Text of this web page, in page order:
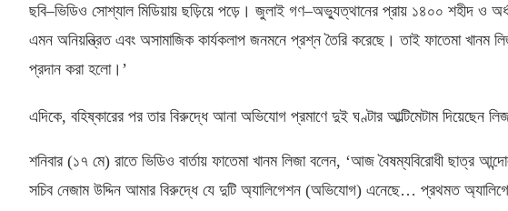
ছবি–ভিডিও সোশ্যাল মিডিয়ায় ছড়িয়ে পড়ে। জুলাই গণ–অভ্যুত্থানের প্রায় ১৪০০ শহীদ ও
এমন অনিয়ন্ত্রিত এবং অসামাজিক কার্যকলাপ জনমনে প্রশ্ন তৈরি করেছে। তাই ফাতেমা খানম
প্রদান করা হলো।’
এদিকে, বহিষ্কারের পর তার বিরুদ্ধে আনা অভিযোগ প্রমাণে দুই ঘণ্টার আল্টিমেটাম দিয়েছেন
শনিবার (১৭ মে) রাতে ভিডিও বার্তায় ফাতেমা খানম লিজা বলেন, ‘আজ বৈষম্যবিরোধী ছাত্র
সচিব নেজাম উদ্দিন আমার বিরুদ্ধে যে দুটি অ্যালিগেশন (অভিযোগ) এনেছে… প্রথমত